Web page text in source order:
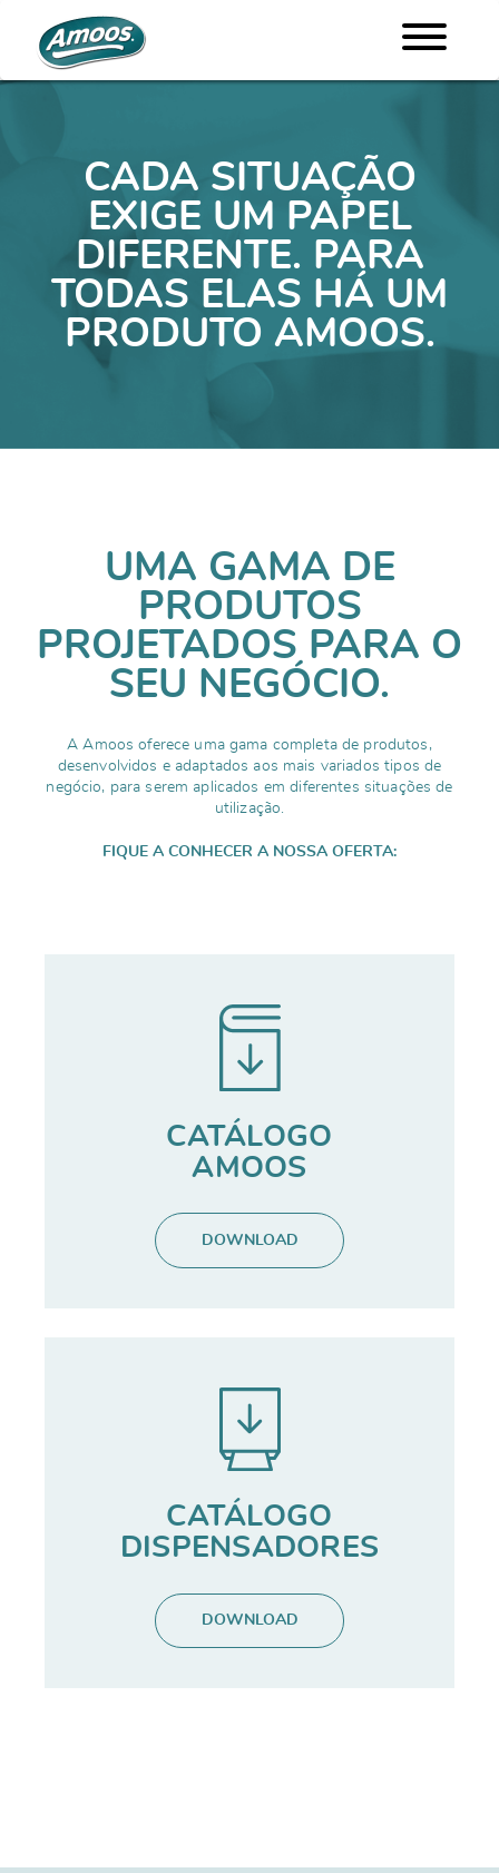
CADA SITUAÇÃO
EXIGE UM PAPEL
DIFERENTE. PARA
TODAS ELAS HÁ UM
PRODUTO AMOOS.
UMA GAMA DE
PRODUTOS
PROJETADOS PARA O
SEU NEGÓCIO.
A Amoos oferece uma gama completa de produtos,
desenvolvidos e adaptados aos mais variados tipos de
negócio, para serem aplicados em diferentes situações de
utilização.
FIQUE A CONHECER A NOSSA OFERTA:
CATÁLOGO
AMOOS
DOWNLOAD
CATÁLOGO
DISPENSADORES
DOWNLOAD